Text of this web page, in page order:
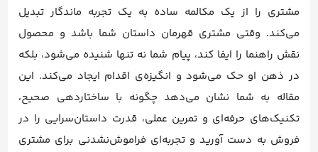
مشتری را از یک مکالمه ساده به یک تجربه ماندگار تبدیل
می‌کند. وقتی مشتری قهرمان داستان شما باشد و محصول
نقش راهنما را ایفا کند، پیام شما نه تنها شنیده می‌شود، بلکه
در ذهن او حک می‌شود و انگیزه‌ی اقدام ایجاد می‌کند. این
مقاله به شما نشان می‌دهد چگونه با ساختاردهی صحیح،
تکنیک‌های حرفه‌ای و تمرین عملی، قدرت داستان‌سرایی را در
فروش به دست آورید و تجربه‌ای فراموش‌نشدنی برای مشتری